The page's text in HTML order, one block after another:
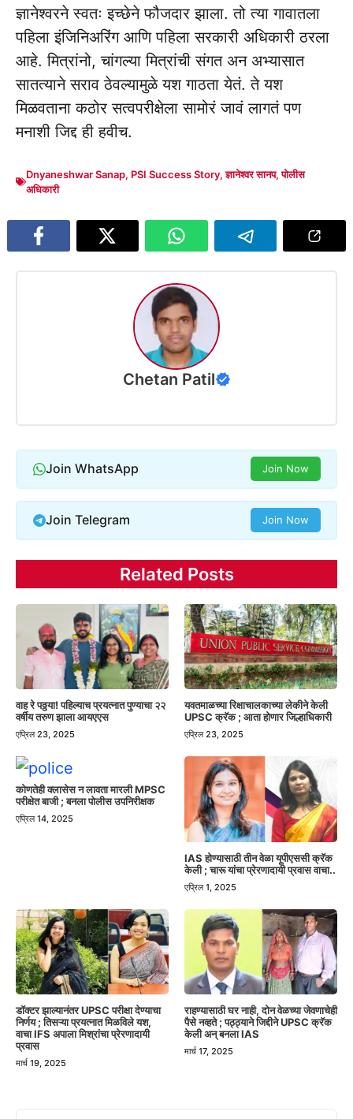
ज्ञानेश्वरने स्वतः इच्छेने फौजदार झाला. तो त्या गावातला
पहिला इंजिनिअरिंग आणि पहिला सरकारी अधिकारी ठरला
आहे. मित्रांनो, चांगल्या मित्रांची संगत अन अभ्यासात
सातत्याने सराव ठेवल्यामुळे यश गाठता येतं. ते यश
मिळवताना कठोर सत्वपरीक्षेला सामोरं जावं लागतं पण
मनाशी जिद्द ही हवीच.
Dnyaneshwar Sanap, PSI Success Story,ज्ञानेश्वर सानप,पोलीस
अधिकारी
Chetan Patil
Join WhatsApp Join Now
Join Telegram Join Now
Related Posts
वाह रे पठ्ठया! पहिल्याच प्रयत्नात पुण्याचा २२
वर्षीय तरुण झाला आयएएस
एप्रिल 23, 2025
यवतमाळच्या रिक्षाचालकाच्या लेकीने केली
UPSC क्रॅक ; आता होणार जिल्हाधिकारी
एप्रिल 23, 2025
कोणतेही क्लासेस न लावता मारली MPSC
परीक्षेत बाजी ; बनला पोलीस उपनिरीक्षक
एप्रिल 14, 2025
IAS होण्यासाठी तीन वेळा यूपीएससी क्रॅक
केली ; चारू यांचा प्रेरणादायी प्रवास वाचा..
एप्रिल 1, 2025
डॉक्टर झाल्यानंतर UPSC परीक्षा देण्याचा
निर्णय ; तिसऱ्या प्रयत्नात मिळविले यश,
वाचा IFS अपाला मिश्रांचा प्रेरणादायी
प्रवास
मार्च 19, 2025
राहण्यासाठी घर नाही, दोन वेळच्या जेवणाचेही
पैसे नव्हते ; पठ्ठ्याने जिद्दीने UPSC क्रॅक
केली अन् बनला IAS
मार्च 17, 2025